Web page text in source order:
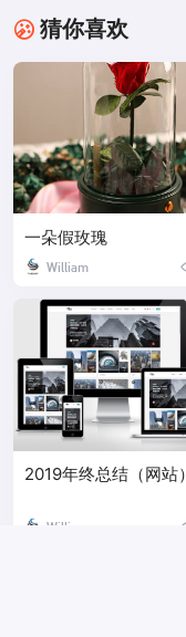
猜你喜欢
一朵假玫瑰
William
2019年终总结（网站）
William